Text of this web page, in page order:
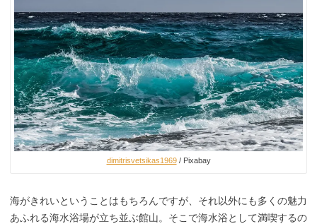
dimitrisvetsikas1969/ Pixabay
海がきれいということはもちろんですが、それ以外にも多くの魅力
あふれる海水浴場が立ち並ぶ館山。そこで海水浴として満喫するの